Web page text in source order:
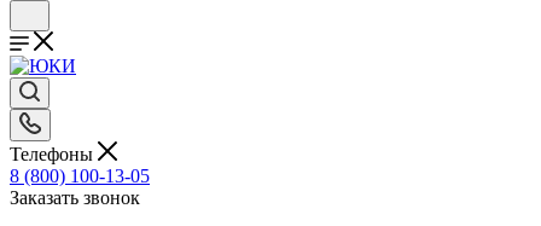
Телефоны
8 (800) 100-13-05
Заказать звонок